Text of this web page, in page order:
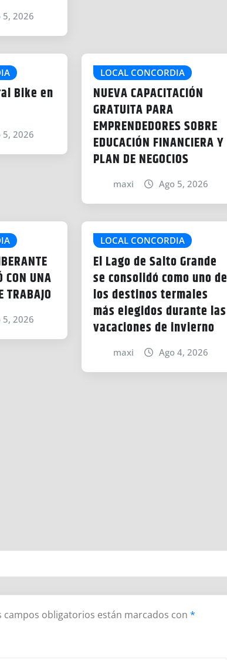
5, 2026
Bike en
5, 2026
LOCAL CONCORDIA
NUEVA CAPACITACIÓN
GRATUITA PARA
EMPRENDEDORES SOBRE
EDUCACIÓN FINANCIERA Y
PLAN DE NEGOCIOS
maxi Ago 5, 2026
CON UNA
TRABAJO
5, 2026
LOCAL CONCORDIA
El Lago de Salto Grande
se consolidó como uno de
los destinos termales
más elegidos durante las
vacaciones de invierno
maxi Ago 4, 2026
campos obligatorios están marcados con *